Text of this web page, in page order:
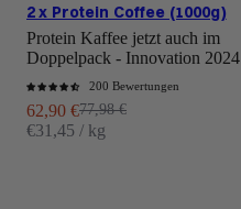
2 x Protein Coffee (1000g)
Protein Kaffee jetzt auch im
Doppelpack - Innovation 2024
200 Bewertungen
Angebot
62,90 €Regulärer Preis
77,98 €
€31,45 / kg